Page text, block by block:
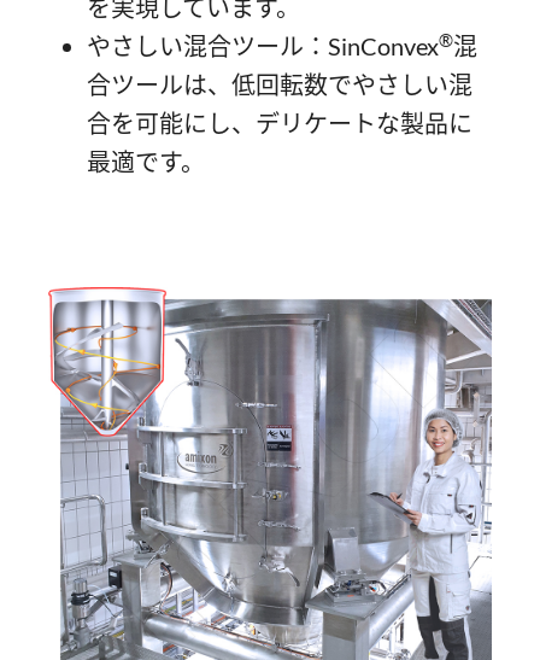
を実現しています。
やさしい混合ツール：SinConvex®混
合ツールは、低回転数でやさしい混
合を可能にし、デリケートな製品に
最適です。